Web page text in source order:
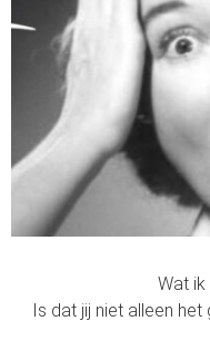
Wat ik
Is dat jij niet alleen